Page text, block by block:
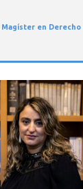
Magíster en Derecho